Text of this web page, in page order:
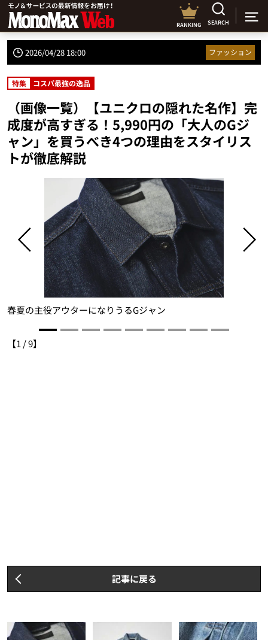
RANKING SEARCH
2026/04/28 18:00 ファッション
特集 コスパ最強の逸品
（画像一覧）【ユニクロの隠れた名作】完
成度が高すぎる！5,990円の「大人のGジ
ャン」を買うべき4つの理由をスタイリス
トが徹底解説
春夏の主役アウターになりうるGジャン
【1 /9】
記事に戻る